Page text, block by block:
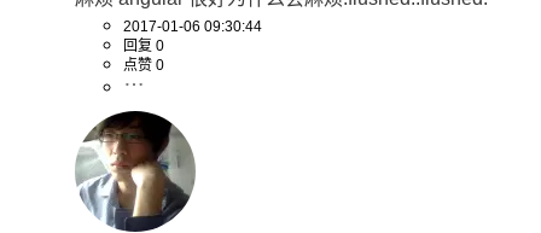
2017-01-06 09:30:44
回复 0
点赞 0